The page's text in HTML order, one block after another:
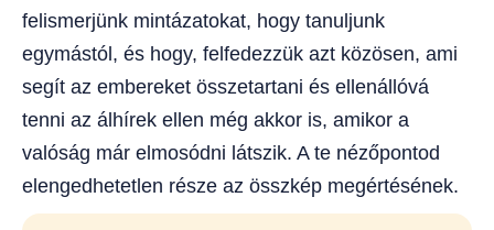
felismerjünk mintázatokat, hogy tanuljunk
egymástól, és hogy, felfedezzük azt közösen, ami
segít az embereket összetartani és ellenállóvá
tenni az álhírek ellen még akkor is, amikor a
valóság már elmosódni látszik. A te nézőpontod
elengedhetetlen része az összkép megértésének.